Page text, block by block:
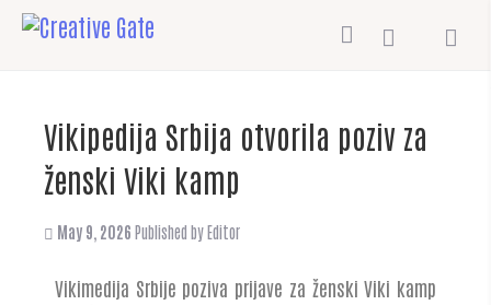
Vikipedija Srbija otvorila poziv za
ženski Viki kamp
May 9, 2026 Published byEditor
Vikimedija Srbije poziva prijave za ženski Viki kamp